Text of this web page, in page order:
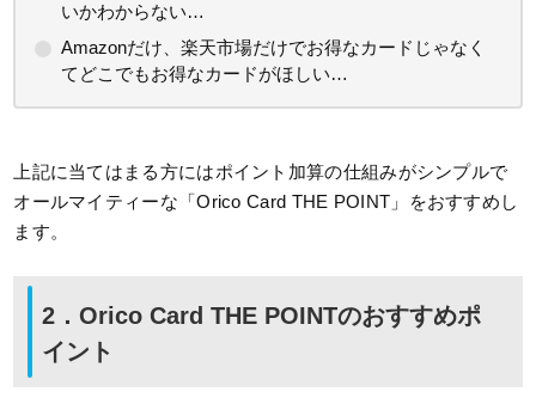
いかわからない…
Amazonだけ、楽天市場だけでお得なカードじゃなく
てどこでもお得なカードがほしい…
上記に当てはまる方にはポイント加算の仕組みがシンプルで
オールマイティーな「Orico Card THE POINT」をおすすめし
ます。
2．Orico Card THE POINTのおすすめポ
イント